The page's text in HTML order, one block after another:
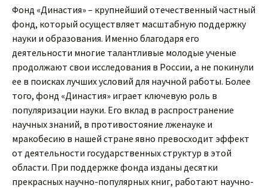
Фонд «Династия» – крупнейший отечественный частный
фонд, который осуществляет масштабную поддержку
науки и образования. Именно благодаря его
деятельности многие талантливые молодые ученые
продолжают свои исследования в России, а не покинули
ее в поисках лучших условий для научной работы. Более
того, фонд «Династия» играет ключевую роль в
популяризации науки. Его вклад в распространение
научных знаний, в противостояние лженауке и
мракобесию в нашей стране явно превосходит эффект
от деятельности государственных структур в этой
области. При поддержке фонда изданы десятки
прекрасных научно-популярных книг, работают научно-